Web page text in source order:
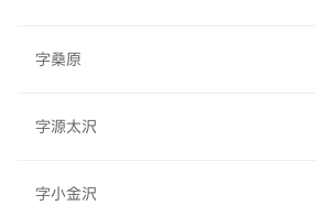
字桑原
字源太沢
字小金沢